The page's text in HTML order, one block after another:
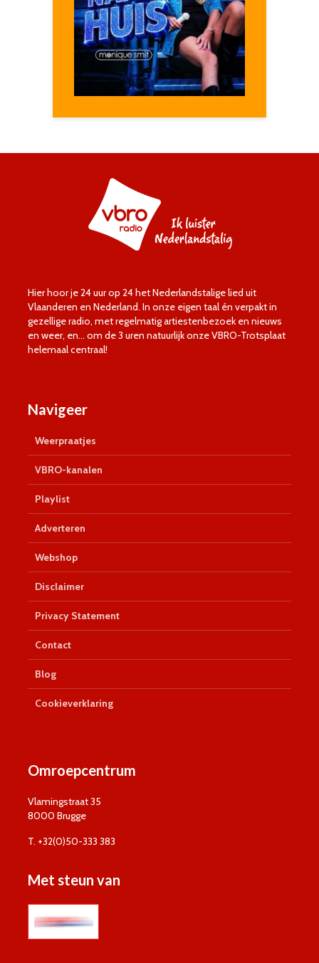
Hier hoor je 24 uur op 24 het Nederlandstalige lied uit
Vlaanderen en Nederland. In onze eigen taal én verpakt in
gezellige radio, met regelmatig artiestenbezoek en nieuws
en weer, en… om de 3 uren natuurlijk onze VBRO-Trotsplaat
helemaal centraal!
Navigeer
Weerpraatjes
VBRO-kanalen
Playlist
Adverteren
Webshop
Disclaimer
Privacy Statement
Contact
Blog
Cookieverklaring
Omroepcentrum
Vlamingstraat 35
8000 Brugge
T. +32(0)50-333 383
Met steun van